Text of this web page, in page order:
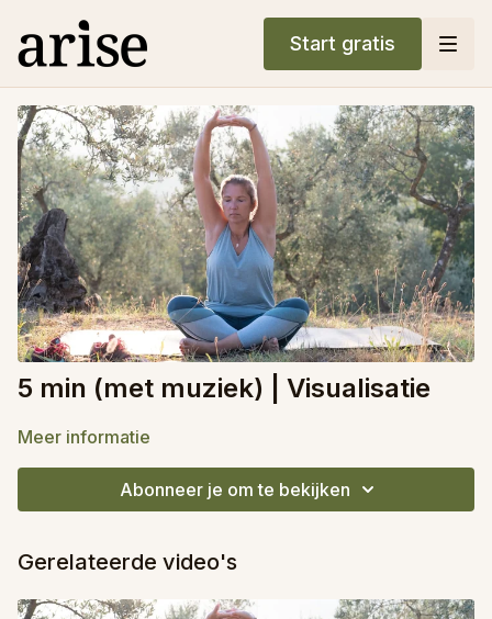
Start gratis
5 min (met muziek) | Visualisatie
Meer informatie
Abonneer je om te bekijken
Gerelateerde video's